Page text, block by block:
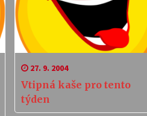
27. 9. 2004
Vtipná kaše pro tento
týden